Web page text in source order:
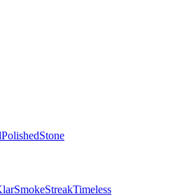
PolishedStone
SmokeStreakTimeless